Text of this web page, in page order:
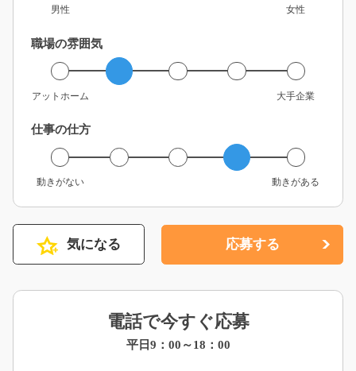
男性 女性
職場の雰囲気
アットホーム 大手企業
仕事の仕方
動きがない 動きがある
気になる 応募する
電話で今すぐ応募
平日9：00～18：00